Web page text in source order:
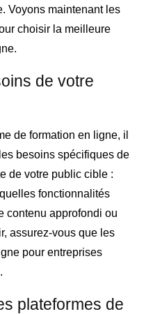
Voyons maintenant les
choisir la meilleure
de votre
de formation en ligne, il
besoins spécifiques de
de votre public cible :
fonctionnalités
contenu approfondi ou
assurez-vous que les
pour entreprises
plateformes de